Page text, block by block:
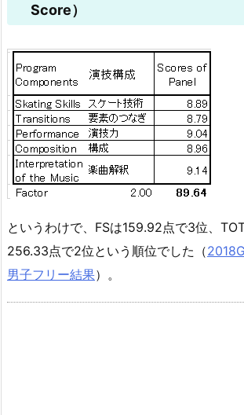
Score）
というわけで、FSは159.92点で3位、
256.33点で2位という順位でした（
男子フリー結果）。